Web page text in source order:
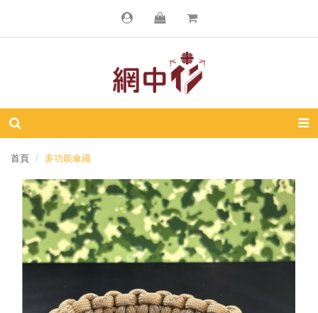
首頁 多功能傘繩